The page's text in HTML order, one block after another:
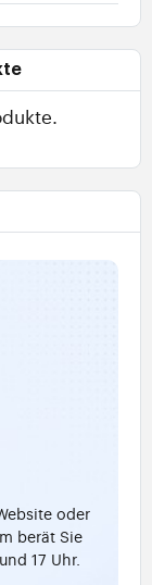
oder
berät Sie
17 Uhr.